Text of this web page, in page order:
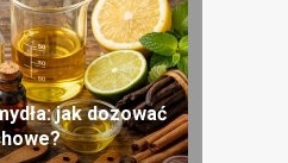
jak dozować